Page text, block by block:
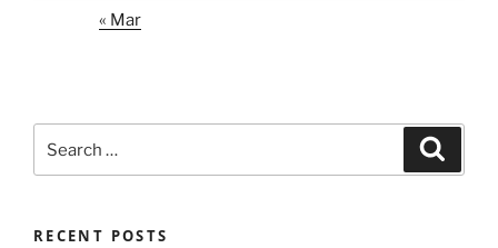
« Mar
for:
RECENT POSTS